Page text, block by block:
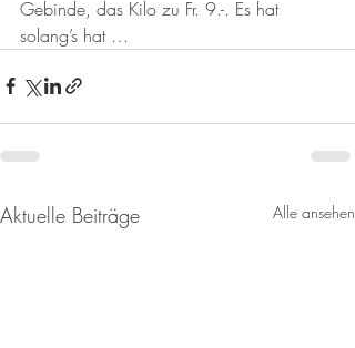
Gebinde, das Kilo zu Fr. 9.-. Es hat
solang’s hat …
Aktuelle Beiträge Alle ansehen